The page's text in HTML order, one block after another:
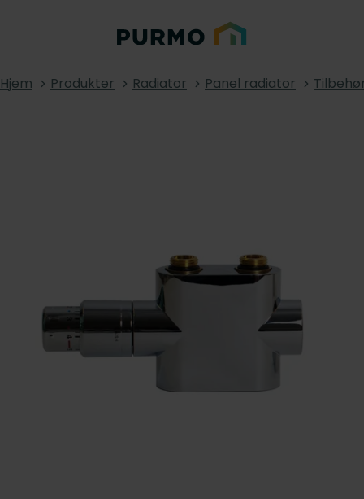
Hjem Produkter Radiator Panel radiator